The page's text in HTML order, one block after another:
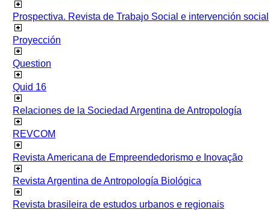
Prospectiva. Revista de Trabajo Social e intervención social
Proyección
Question
Quid 16
Relaciones de la Sociedad Argentina de Antropología
REVCOM
Revista Americana de Empreendedorismo e Inovação
Revista Argentina de Antropología Biológica
Revista brasileira de estudos urbanos e regionais